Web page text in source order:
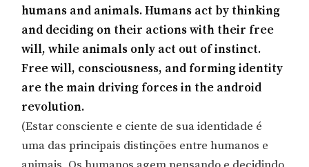
humans and animals. Humans act by thinking
and deciding on their actions with their free
will, while animals only act out of instinct.
Free will, consciousness, and forming identity
are the main driving forces in the android
revolution.
(Estar consciente e ciente de sua identidade é
uma das principais distinções entre humanos e